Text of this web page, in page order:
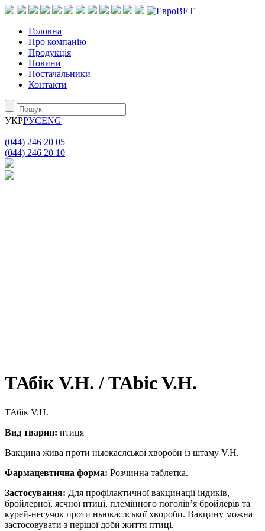
Головна
Про компанію
Продукція
Новини
Постачальники
Контакти
УКРРУСENG
(044) 246 20 05
(044) 246 20 10
ТАбік V.H. / TAbic V.H.
ТАбік V.H.
Вид тварин: птиця
Вакцина жива проти ньюкаслської хвороби із штаму V.H.
Фармацевтична форма: Розчинна таблетка.
Застосування: Для профілактичної вакцинації індиків,
бройлерної, яєчної птиці, племінного поголів’я бройлерів та
курей-несучок проти ньюкаслської хвороби. Вакцину можна
застосовувати з першої доби життя птиці.